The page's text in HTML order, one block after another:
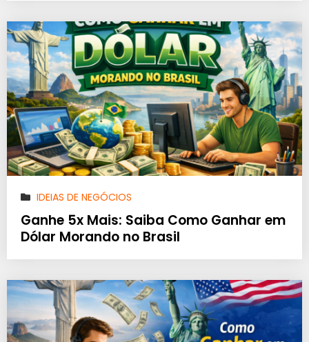
IDEIAS DE NEGÓCIOS
Ganhe 5x Mais: Saiba Como Ganhar em
Dólar Morando no Brasil